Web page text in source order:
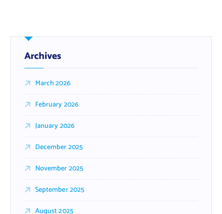
Archives
March 2026
February 2026
January 2026
December 2025
November 2025
September 2025
August 2025